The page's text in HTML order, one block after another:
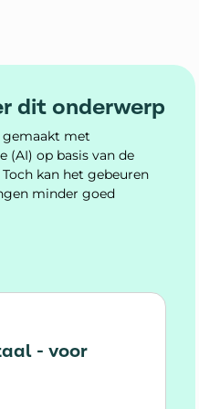
dit onderwerp
gemaakt met
op basis van de
kan het gebeuren
minder goed
- voor